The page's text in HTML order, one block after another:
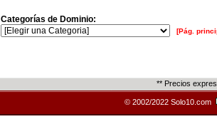
Categorías de Dominio:
[Pág.
** Precios
© 2002/2022 Solo10.com